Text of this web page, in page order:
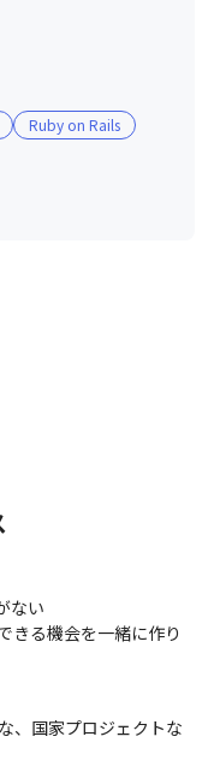
Ruby on Rails
ない
きる機会を一緒に作り
、国家プロジェクトな